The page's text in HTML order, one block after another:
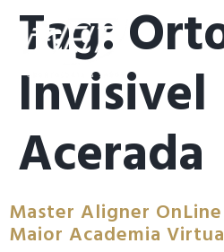
Tag:
Invisivel
Acerada
Master Aligner
Maior Academia